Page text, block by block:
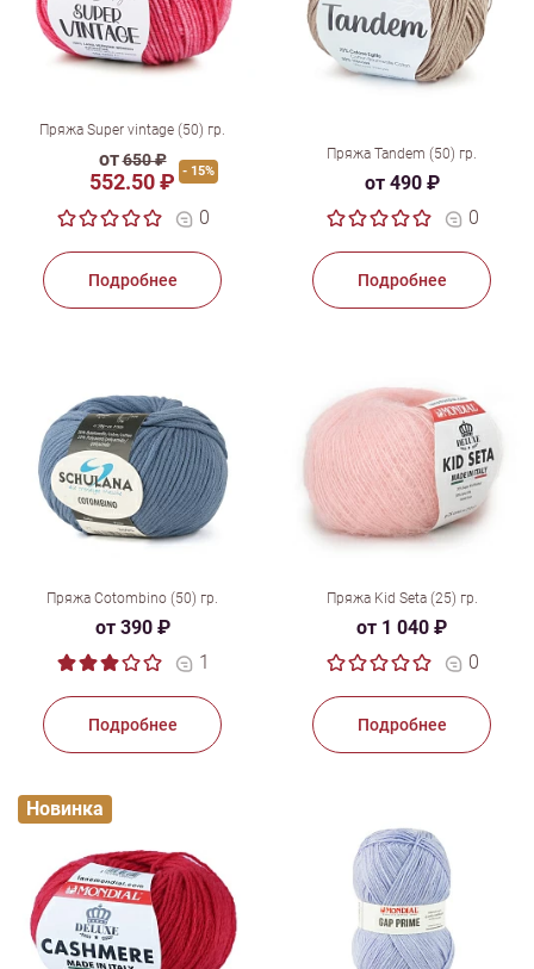
Пряжа Super vintage (50) гр.
от650 ₽
552.50 ₽ - 15%
0
Подробнее
Пряжа Tandem (50) гр.
от 490 ₽
0
Подробнее
Пряжа Cotombino (50) гр.
от 390 ₽
1
Подробнее
Пряжа Kid Seta (25) гр.
от 1 040 ₽
0
Подробнее
Новинка